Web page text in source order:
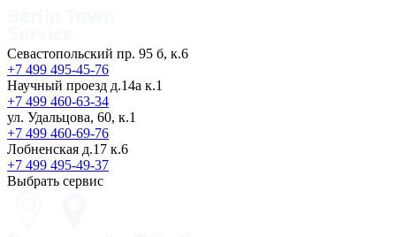
Севастопольский пр. 95 б, к.6
+7 499 495-45-76
Научный проезд д.14а к.1
+7 499 460-63-34
ул. Удальцова, 60, к.1
+7 499 460-69-76
Лобненская д.17 к.6
+7 499 495-49-37
Выбрать сервис